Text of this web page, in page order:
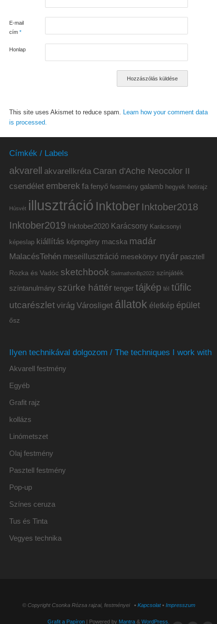
E-mail
cím *
Honlap
This site uses Akismet to reduce spam. Learn how your comment data
is processed.
Címkék / Labels
akvarell akvarellkréta Caran d'Ache Neocolor II
csendélet emberek fa fenyő festmény galamb hegyek hetirajz
Húsvét illusztráció Inktober Inktober2018
Inktober2019 Inktober2020 Karácsony Karácsonyi
képeslap kiállítás képregény macska madár
MalacésTehén meseillusztráció mesekönyv nyár pasztell
Rozka és Vadóc sketchbook SwimathonBp2022 színjáték
színtanulmány szürke háttér tenger tájkép tél tűfilc
utcarészlet virág Városliget állatok életkép épület
ősz
Ilyen technikával dolgozom / The techniques I work with
Akvarell festmény
Egyéb
Grafit rajz
kollázs
Linómetszet
Olaj festmény
Pasztell festmény
Pop-up
Színes ceruza
Tus és Tinta
Vegyes technika
© Copyright Csonka Rózsa rajzai, festményei ▪ Kapcsolat▪ Impresszum
Grafit a Papíron | Powered by Mantra & WordPress.